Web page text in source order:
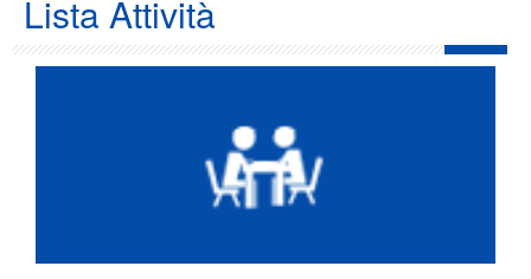
Lista Attività